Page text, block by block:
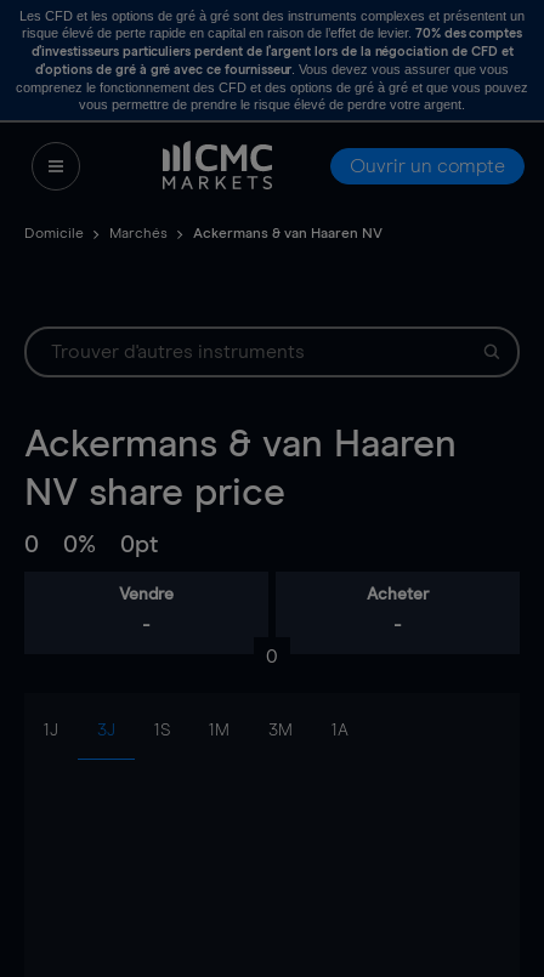
Les CFD et les options de gré à gré sont des instruments complexes et présentent un
risque élevé de perte rapide en capital en raison de l’effet de levier. 70% des comptes
d’investisseurs particuliers perdent de l’argent lors de la négociation de CFD et
d’options de gré à gré avec ce fournisseur . Vous devez vous assurer que vous
comprenez le fonctionnement des CFD et des options de gré à gré et que vous pouvez
vous permettre de prendre le risque élevé de perdre votre argent.
Ouvrir un compte
Domicile Marchés Ackermans & van Haaren NV
Ackermans & van Haaren
NV share price
0 0% 0pt
Vendre
-
Acheter
-
0
1J 3J 1S 1M 3M 1A